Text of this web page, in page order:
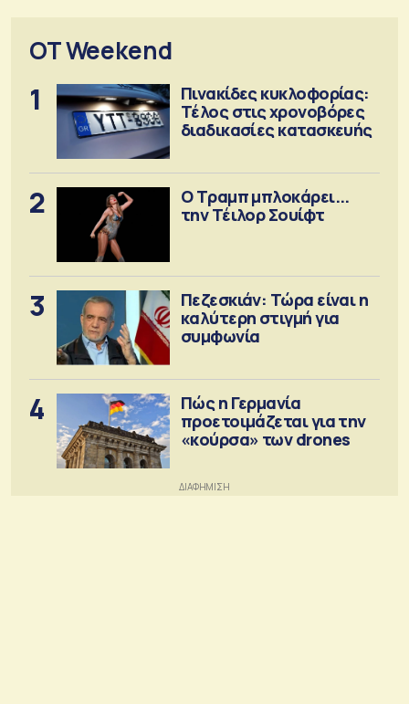
OT Weekend
1
Πινακίδες κυκλοφορίας:
Τέλος στις χρονοβόρες
διαδικασίες κατασκευής
2
Ο Τραμπ μπλοκάρει...
την Τέιλορ Σουίφτ
3
Πεζεσκιάν: Τώρα είναι η
καλύτερη στιγμή για
συμφωνία
4
Πώς η Γερμανία
προετοιμάζεται για την
«κούρσα» των drones